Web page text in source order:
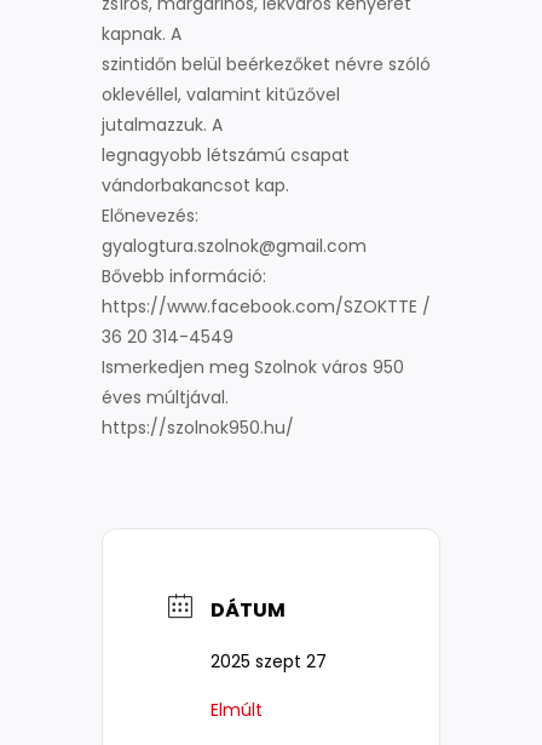
kapnak. A
szintidőn belül beérkezőket névre szóló
oklevéllel, valamint kitűzővel
jutalmazzuk. A
legnagyobb létszámú csapat
vándorbakancsot kap.
Előnevezés:
gyalogtura.szolnok@gmail.com
Bővebb információ:
https://www.facebook.com/SZOKTTE /
36 20 314-4549
Ismerkedjen meg Szolnok város 950
éves múltjával.
https://szolnok950.hu/
DÁTUM
2025 szept 27
Elmúlt